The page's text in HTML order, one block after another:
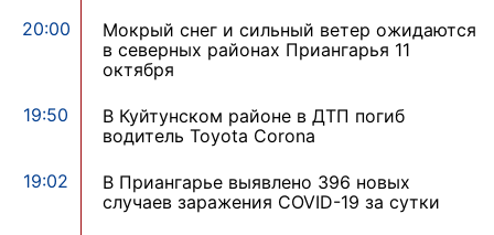
20:00
Мокрый снег и сильный ветер ожидаются
в северных районах Приангарья 11
октября
19:50
В Куйтунском районе в ДТП погиб
водитель Toyota Corona
19:02
В Приангарье выявлено 396 новых
случаев заражения COVID-19 за сутки